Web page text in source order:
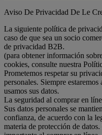
Aviso De Privacidad De Le
La siguiente política de
caso de que sea un socio
de privacidad B2B.
(para obtener información
cookies, consulte nuestra
Prometemos respetar su
personales. Siempre
usamos sus datos.
La seguridad al comprar en
Sus datos personales se
confianza, de acuerdo con la
materia de protección de